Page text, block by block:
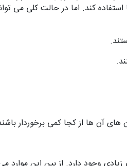
کند. اما در حالت کلی می
های آن ها از کجا کمی برخوردار